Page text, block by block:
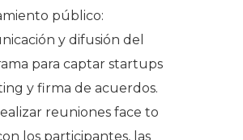
público:
y difusión del
para captar startups
y firma de acuerdos.
reuniones face to
los participantes, las